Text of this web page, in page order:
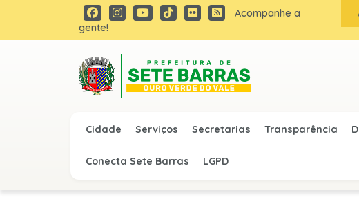
Acompanhe a
gente!
Cidade Serviços Secretarias Transparência
Conecta Sete Barras LGPD